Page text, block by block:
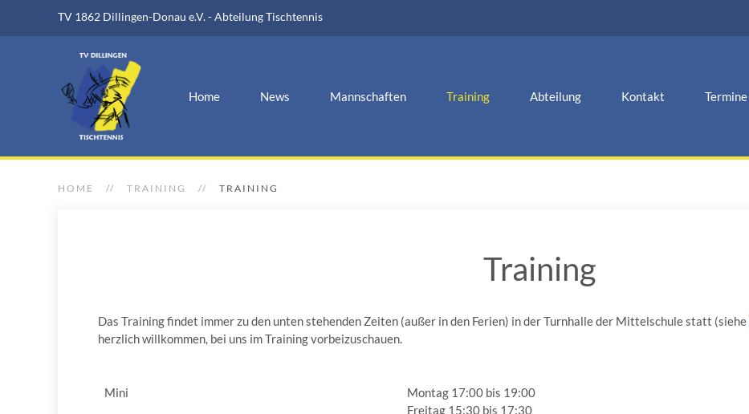
TV 1862 Dillingen-Donau e.V. - Abteilung Tischtennis
Home News Mannschaften Training Abteilung Kontakt Termine
HOME TRAINING TRAINING
Training
Das Training findet immer zu den unten stehenden Zeiten (außer in den Ferien) in der Turnhalle der Mittelschule statt (siehe
herzlich willkommen, bei uns im Training vorbeizuschauen.
Mini
Montag 17:00 bis 19:00
Freitag 15:30 bis 17:30